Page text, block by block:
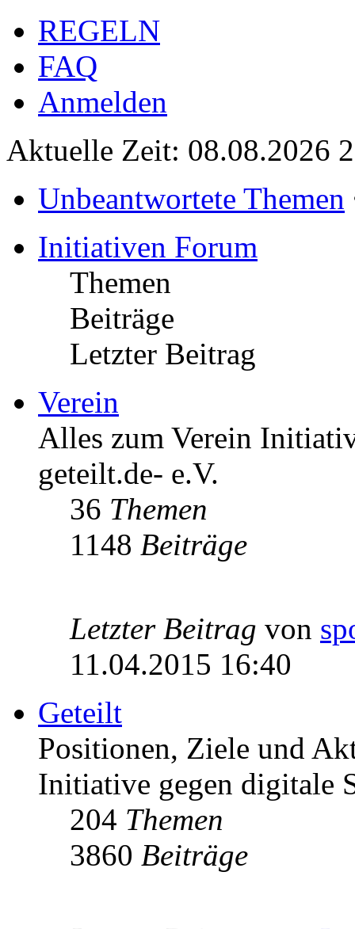
REGELN
FAQ
Anmelden
Aktuelle Zeit: 08.08.2026
Unbeantwortete Themen
Initiativen Forum
Themen
Beiträge
Letzter Beitrag
Verein
Alles zum Verein
geteilt.de- e.V.
36 Themen
1148 Beiträge
Letzter Beitrag von
11.04.2015 16:40
Geteilt
Positionen, Ziele und
Initiative gegen digitale
204 Themen
3860 Beiträge